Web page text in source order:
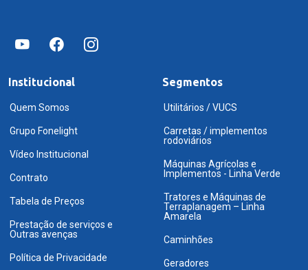
Institucional
Quem Somos
Grupo Fonelight
Vídeo Institucional
Contrato
Tabela de Preços
Prestação de serviços e
Outras avenças
Política de Privacidade
Segmentos
Utilitários / VUCS
Carretas / implementos
rodoviários
Máquinas Agrícolas e
Implementos - Linha Verde
Tratores e Máquinas de
Terraplanagem – Linha
Amarela
Caminhões
Geradores